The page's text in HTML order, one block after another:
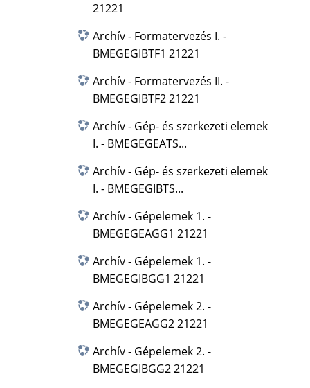
21221
Archív - Formatervezés I. -
BMEGEGIBTF1 21221
Archív - Formatervezés II. -
BMEGEGIBTF2 21221
Archív - Gép- és szerkezeti elemek
I. - BMEGEGEATS...
Archív - Gép- és szerkezeti elemek
I. - BMEGEGIBTS...
Archív - Gépelemek 1. -
BMEGEGEAGG1 21221
Archív - Gépelemek 1. -
BMEGEGIBGG1 21221
Archív - Gépelemek 2. -
BMEGEGEAGG2 21221
Archív - Gépelemek 2. -
BMEGEGIBGG2 21221